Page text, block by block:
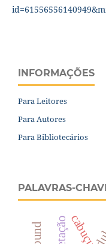
INFORMAÇÕES
Para Leitores
Para Autores
Para Bibliotecários
PALAVRAS-
cabuçu